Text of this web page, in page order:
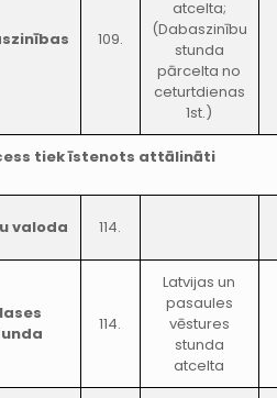
109.
atcelta;
(Dabaszinību
stunda
pārcelta no
ceturtdienas
1st.)
tiek īstenots attālināti
valoda 114.
114.
Latvijas un
pasaules
vēstures
stunda
atcelta